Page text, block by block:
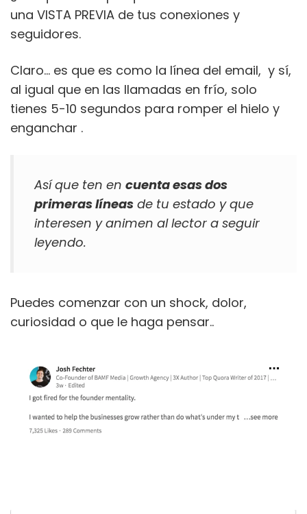
una VISTA PREVIA de tus conexiones y
seguidores.
Claro… es que es como la línea del email, y sí,
al igual que en las llamadas en frío, solo
tienes 5-10 segundos para romper el hielo y
enganchar .
Así que ten en cuenta esas dos
primeras líneas de tu estado y que
interesen y animen al lector a seguir
leyendo.
Puedes comenzar con un shock, dolor,
curiosidad o que le haga pensar..